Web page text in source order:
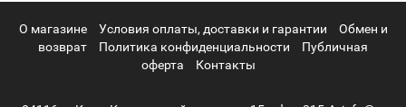
О магазине Условия оплаты, доставки и гарантии
Обмен и
возврат
Политика конфиденциальности
Публичная
оферта
Контакты